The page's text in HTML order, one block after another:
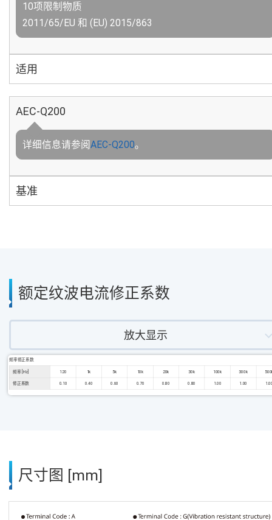
10项限制物质
2011/65/EU 和 (EU) 2015/863
适用
AEC-Q200
详细信息请参阅AEC-Q200。
基准
额定纹波电流修正系数
放大显示
频率修正系数
频率 [Hz] 120 1k 5k 10k 20k 30k 100k 300k
修正系数 0.10 0.40 0.60 0.70 0.80 0.80 1.00 1.00
尺寸图 [mm]